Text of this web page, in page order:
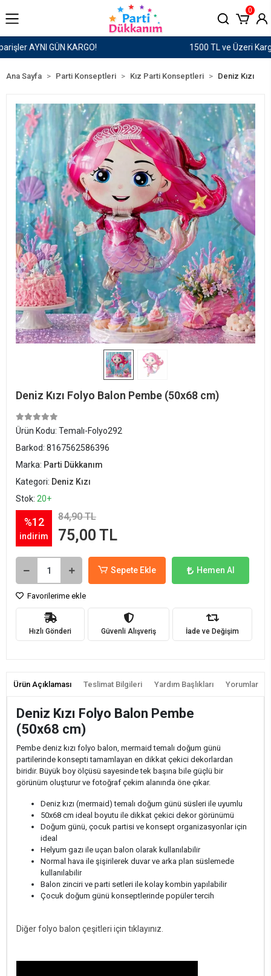
1500 TL ve Üzeri Kargo Ücretsiz!
0
Ana Sayfa Parti Konseptleri Kız Parti Konseptleri Deniz Kızı
Deniz Kızı Folyo Balon Pembe (50x68 cm)
Ürün Kodu: Temalı-Folyo292
Barkod: 8167562586396
Marka: Parti Dükkanım
Kategori: Deniz Kızı
Stok: 20+
%12
indirim
84,90 TL
75,00 TL
Sepete Ekle Hemen Al
Favorilerime ekle
Hızlı Gönderi Güvenli Alışveriş İade ve Değişim
Ürün Açıklaması Teslimat Bilgileri Yardım Başlıkları Yorumlar
Deniz Kızı Folyo Balon Pembe
(50x68 cm)
Pembe deniz kızı folyo balon, mermaid temalı doğum günü
partilerinde konsepti tamamlayan en dikkat çekici dekorlardan
biridir. Büyük boy ölçüsü sayesinde tek başına bile güçlü bir
görünüm oluşturur ve fotoğraf çekim alanında öne çıkar.
Deniz kızı (mermaid) temalı doğum günü süsleri ile uyumlu
50x68 cm ideal boyutu ile dikkat çekici dekor görünümü
Doğum günü, çocuk partisi ve konsept organizasyonlar için
ideal
Helyum gazı ile uçan balon olarak kullanılabilir
Normal hava ile şişirilerek duvar ve arka plan süslemede
kullanılabilir
Balon zinciri ve parti setleri ile kolay kombin yapılabilir
Çocuk doğum günü konseptlerinde popüler tercih
Diğer folyo balon çeşitleri için tıklayınız.